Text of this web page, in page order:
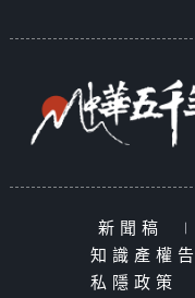
新聞稿 |
知識產權
私隱政策